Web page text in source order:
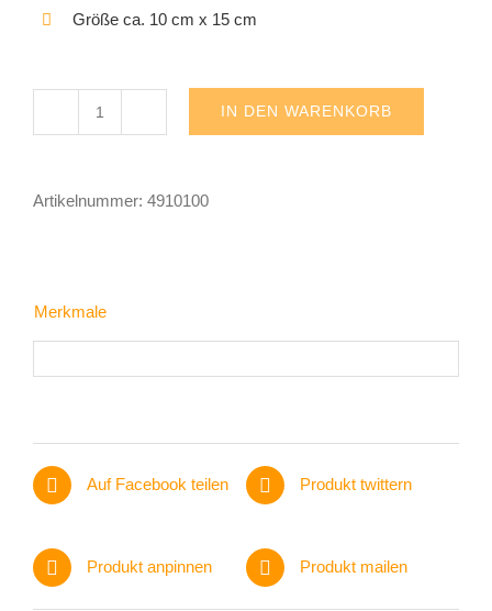
Größe ca. 10 cm x 15 cm
IN DEN WARENKORB
Artikelnummer: 4910100
Merkmale
Auf Facebook teilen Produkt twittern
Produkt anpinnen Produkt mailen